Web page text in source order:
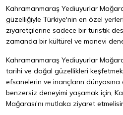
Kahramanmaraş Yediuyurlar
güzelliğiyle Türkiye'nin en özel
ziyaretçilerine sadece bir turistik
zamanda bir kültürel ve manevi
Kahramanmaraş Yediuyurlar
tarihi ve doğal güzellikleri
efsanelerin ve inançların
benzersiz deneyimi yaşamak için,
Mağarası'nı mutlaka ziyaret